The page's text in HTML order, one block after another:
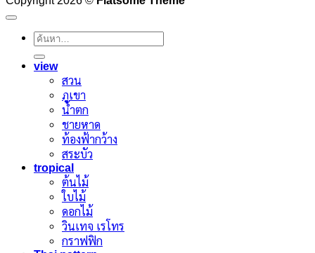
ค้นหา:
view
สวน
ภูเขา
น้ำตก
ชายหาด
ท้องฟ้ากว้าง
สระบัว
tropical
ต้นไม้
ใบไม้
ดอกไม้
วินเทจ เรโทร
กราฟฟิก